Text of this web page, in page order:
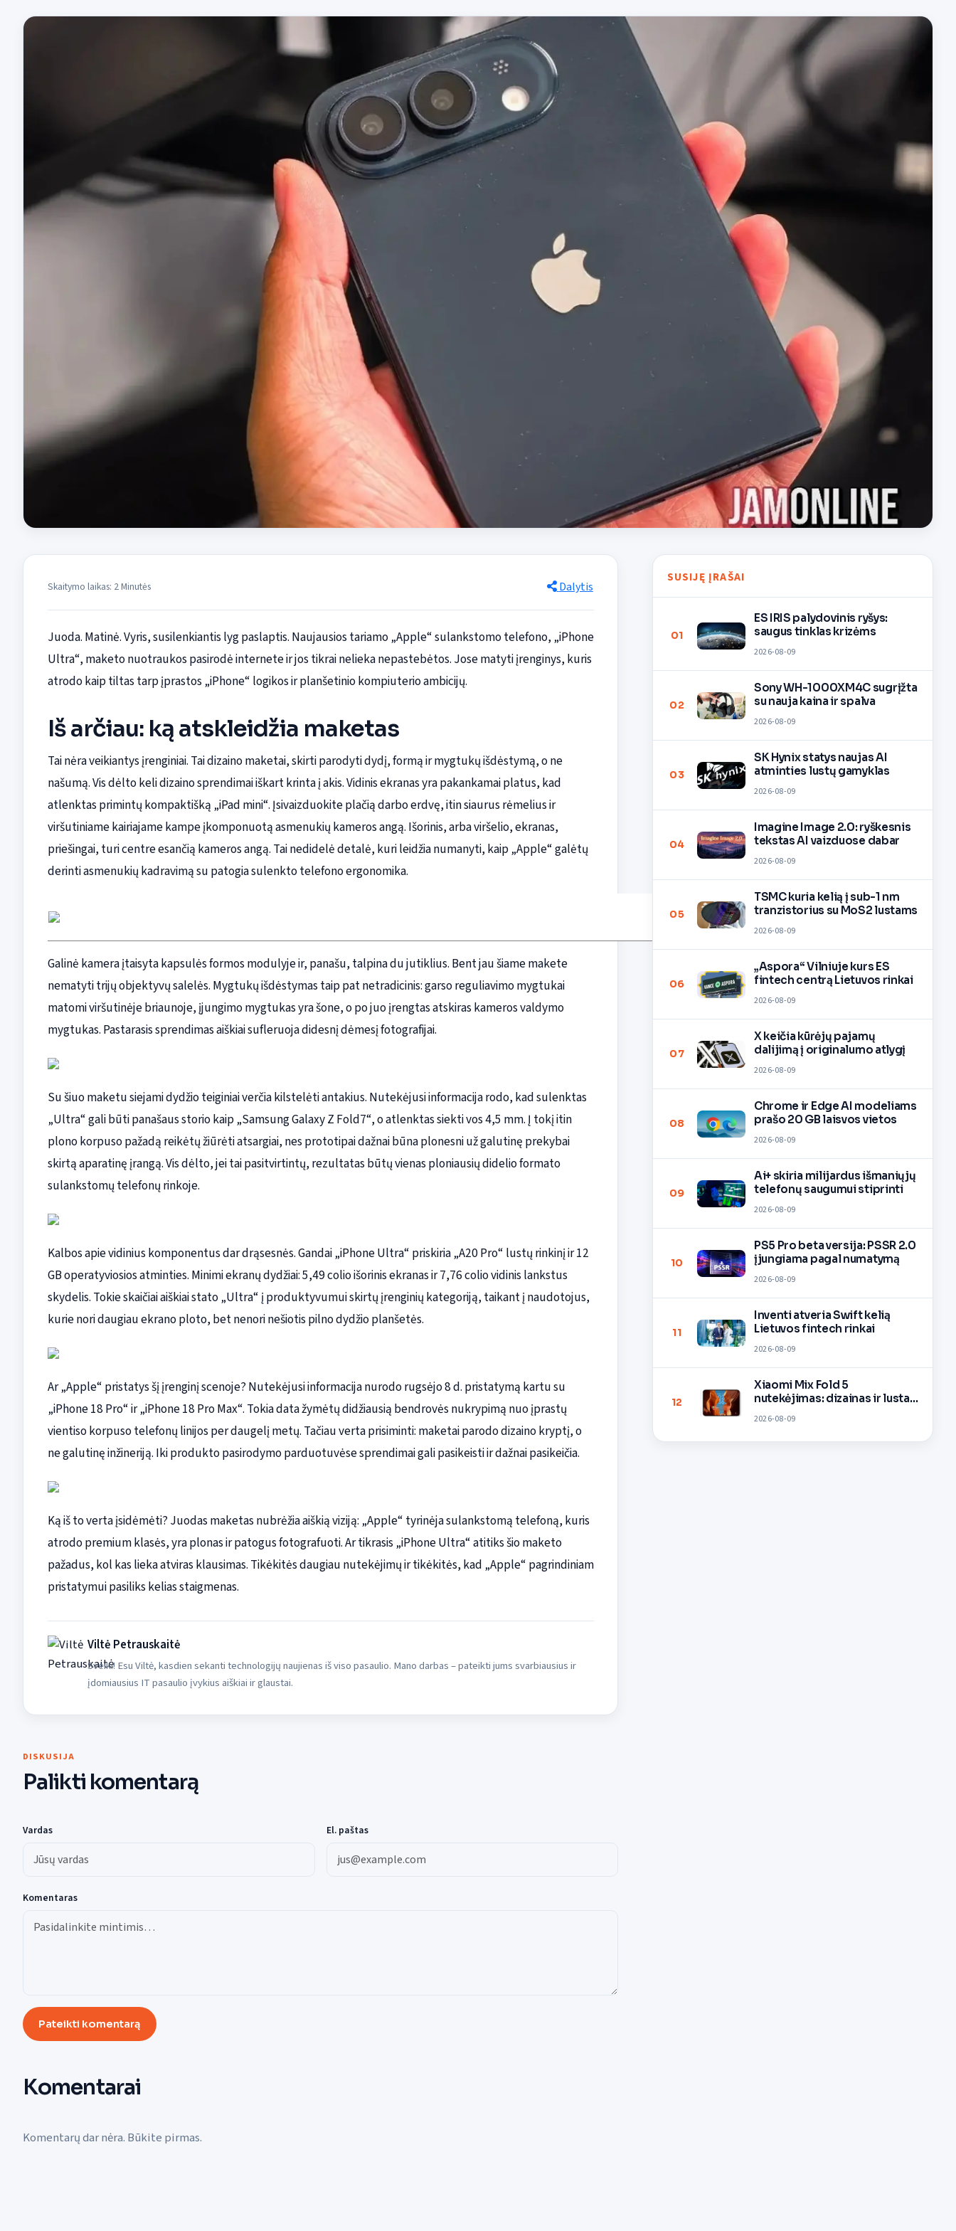
Skaitymo laikas: 2 Minutės Dalytis
Juoda. Matinė. Vyris, susilenkiantis lyg paslaptis. Naujausios tariamo „Apple“ sulankstomo telefono, „iPhone
Ultra“, maketo nuotraukos pasirodė internete ir jos tikrai nelieka nepastebėtos. Jose matyti įrenginys, kuris
atrodo kaip tiltas tarp įprastos „iPhone“ logikos ir planšetinio kompiuterio ambicijų.
Iš arčiau: ką atskleidžia maketas
Tai nėra veikiantys įrenginiai. Tai dizaino maketai, skirti parodyti dydį, formą ir mygtukų išdėstymą, o ne
našumą. Vis dėlto keli dizaino sprendimai iškart krinta į akis. Vidinis ekranas yra pakankamai platus, kad
atlenktas primintų kompaktišką „iPad mini“. Įsivaizduokite plačią darbo erdvę, itin siaurus rėmelius ir
viršutiniame kairiajame kampe įkomponuotą asmenukių kameros angą. Išorinis, arba viršelio, ekranas,
priešingai, turi centre esančią kameros angą. Tai nedidelė detalė, kuri leidžia numanyti, kaip „Apple“ galėtų
derinti asmenukių kadravimą su patogia sulenkto telefono ergonomika.
Galinė kamera įtaisyta kapsulės formos modulyje ir, panašu, talpina du jutiklius. Bent jau šiame makete
nematyti trijų objektyvų salelės. Mygtukų išdėstymas taip pat netradicinis: garso reguliavimo mygtukai
matomi viršutinėje briaunoje, įjungimo mygtukas yra šone, o po juo įrengtas atskiras kameros valdymo
mygtukas. Pastarasis sprendimas aiškiai sufleruoja didesnį dėmesį fotografijai.
Su šiuo maketu siejami dydžio teiginiai verčia kilstelėti antakius. Nutekėjusi informacija rodo, kad sulenktas
„Ultra“ gali būti panašaus storio kaip „Samsung Galaxy Z Fold7“, o atlenktas siekti vos 4,5 mm. Į tokį itin
plono korpuso pažadą reikėtų žiūrėti atsargiai, nes prototipai dažnai būna plonesni už galutinę prekybai
skirtą aparatinę įrangą. Vis dėlto, jei tai pasitvirtintų, rezultatas būtų vienas ploniausių didelio formato
sulankstomų telefonų rinkoje.
Kalbos apie vidinius komponentus dar drąsesnės. Gandai „iPhone Ultra“ priskiria „A20 Pro“ lustų rinkinį ir 12
GB operatyviosios atminties. Minimi ekranų dydžiai: 5,49 colio išorinis ekranas ir 7,76 colio vidinis lankstus
skydelis. Tokie skaičiai aiškiai stato „Ultra“ į produktyvumui skirtų įrenginių kategoriją, taikant į naudotojus,
kurie nori daugiau ekrano ploto, bet nenori nešiotis pilno dydžio planšetės.
Ar „Apple“ pristatys šį įrenginį scenoje? Nutekėjusi informacija nurodo rugsėjo 8 d. pristatymą kartu su
„iPhone 18 Pro“ ir „iPhone 18 Pro Max“. Tokia data žymėtų didžiausią bendrovės nukrypimą nuo įprastų
vientiso korpuso telefonų linijos per daugelį metų. Tačiau verta prisiminti: maketai parodo dizaino kryptį, o
ne galutinę inžineriją. Iki produkto pasirodymo parduotuvėse sprendimai gali pasikeisti ir dažnai pasikeičia.
Ką iš to verta įsidėmėti? Juodas maketas nubrėžia aiškią viziją: „Apple“ tyrinėja sulankstomą telefoną, kuris
atrodo premium klasės, yra plonas ir patogus fotografuoti. Ar tikrasis „iPhone Ultra“ atitiks šio maketo
pažadus, kol kas lieka atviras klausimas. Tikėkitės daugiau nutekėjimų ir tikėkitės, kad „Apple“ pagrindiniam
pristatymui pasiliks kelias staigmenas.
Viltė Petrauskaitė
Sveiki! Esu Viltė, kasdien sekanti technologijų naujienas iš viso pasaulio. Mano darbas – pateikti jums svarbiausius ir
įdomiausius IT pasaulio įvykius aiškiai ir glaustai.
DISKUSIJA
Palikti komentarą
Vardas El. paštas
Komentaras
Pateikti komentarą
Komentarai
Komentarų dar nėra. Būkite pirmas.
SUSIJĘ ĮRAŠAI
01
ES IRIS palydovinis ryšys:
saugus tinklas krizėms
2026-08-09
02
Sony WH-1000XM4C sugrįžta
su nauja kaina ir spalva
2026-08-09
03
SK Hynix statys naujas AI
atminties lustų gamyklas
2026-08-09
04
Imagine Image 2.0: ryškesnis
tekstas AI vaizduose dabar
2026-08-09
05
TSMC kuria kelią į sub-1 nm
tranzistorius su MoS2 lustams
2026-08-09
06
„Aspora“ Vilniuje kurs ES
fintech centrą Lietuvos rinkai
2026-08-09
07
X keičia kūrėjų pajamų
dalijimą į originalumo atlygį
2026-08-09
08
Chrome ir Edge AI modeliams
prašo 20 GB laisvos vietos
2026-08-09
09
Ai+ skiria milijardus išmaniųjų
telefonų saugumui stiprinti
2026-08-09
10
PS5 Pro beta versija: PSSR 2.0
įjungiama pagal numatymą
2026-08-09
11
Inventi atveria Swift kelią
Lietuvos fintech rinkai
2026-08-09
12
Xiaomi Mix Fold 5
nutekėjimas: dizainas ir lustas
2026-08-09